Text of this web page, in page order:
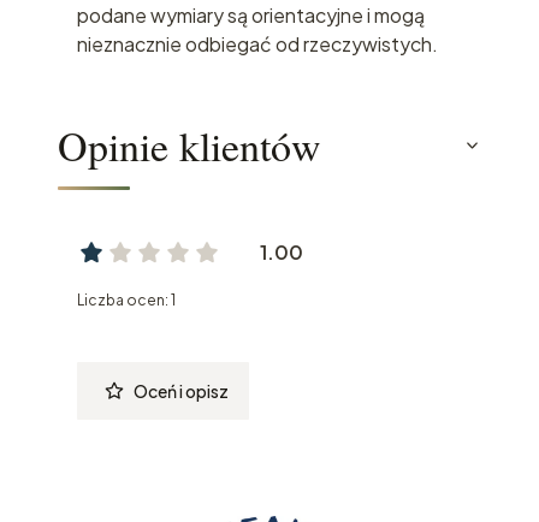
podane wymiary są orientacyjne i mogą
nieznacznie odbiegać od rzeczywistych.
Opinie klientów
1.00
Liczba ocen: 1
Oceń i opisz